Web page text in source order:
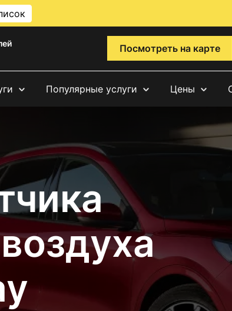
Посмотреть на карте
Популярные услуги Цены